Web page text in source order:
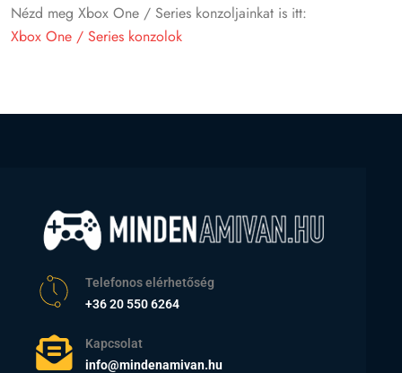
Nézd meg Xbox One / Series konzoljainkat is itt:
Xbox One / Series konzolok
Telefonos elérhetőség
+36 20 550 6264
Kapcsolat
info@mindenamivan.hu